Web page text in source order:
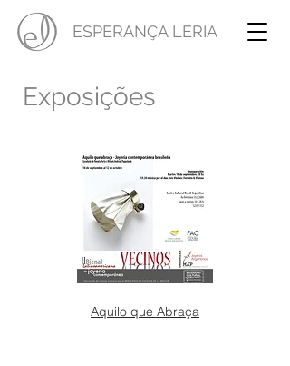
ESPERANÇA LERIA
Exposições
Aquilo que Abraça